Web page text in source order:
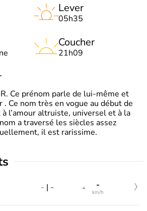
Lever
05h35
Coucher
21h09
Ce prénom parle de lui-même et
. Ce nom très en vogue au début de
l’amour altruiste, universel et à la
a traversé les siècles assez
il est rarissime.
- | - - -
km/h